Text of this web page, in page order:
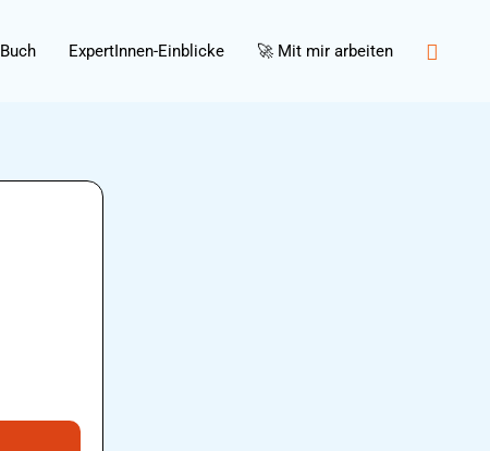
Buch ExpertInnen-Einblicke 🚀 Mit mir arbeiten